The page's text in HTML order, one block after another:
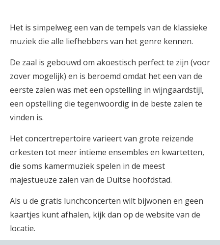
Het is simpelweg een van de tempels van de klassieke
muziek die alle liefhebbers van het genre kennen.
De zaal is gebouwd om akoestisch perfect te zijn (voor
zover mogelijk) en is beroemd omdat het een van de
eerste zalen was met een opstelling in wijngaardstijl,
een opstelling die tegenwoordig in de beste zalen te
vinden is.
Het concertrepertoire varieert van grote reizende
orkesten tot meer intieme ensembles en kwartetten,
die soms kamermuziek spelen in de meest
majestueuze zalen van de Duitse hoofdstad.
Als u de gratis lunchconcerten wilt bijwonen en geen
kaartjes kunt afhalen, kijk dan op de website van de
locatie.